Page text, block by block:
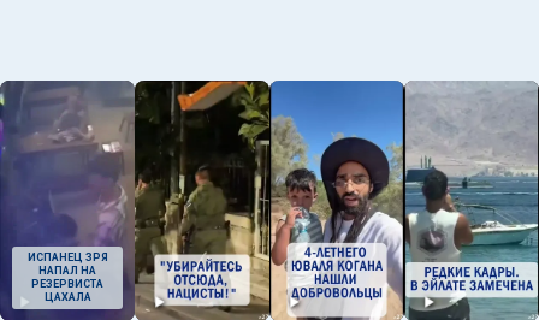
ИСПАНЕЦ ЗРЯ
НАПАЛ НА
РЕЗЕРВИСТА
ЦАХАЛА